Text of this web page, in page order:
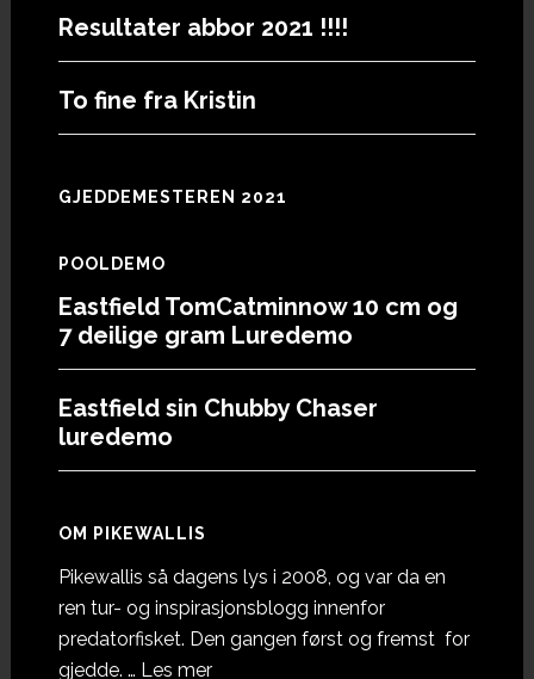
Resultater abbor 2021 !!!!
To fine fra Kristin
GJEDDEMESTEREN 2021
POOLDEMO
Eastfield TomCatminnow 10 cm og
7 deilige gram Luredemo
Eastfield sin Chubby Chaser
luredemo
OM PIKEWALLIS
Pikewallis så dagens lys i 2008, og var da en
ren tur- og inspirasjonsblogg innenfor
predatorfisket. Den gangen først og fremst for
gjedde. … Les meromOm